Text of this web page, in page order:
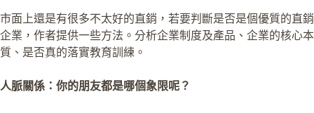
市面上還是有很多不太好的直銷，若要判斷是否是個優質的直銷
企業，作者提供一些方法。分析企業制度及產品、企業的核心本
質、是否真的落實教育訓練。
人脈關係：你的朋友都是哪個象限呢？